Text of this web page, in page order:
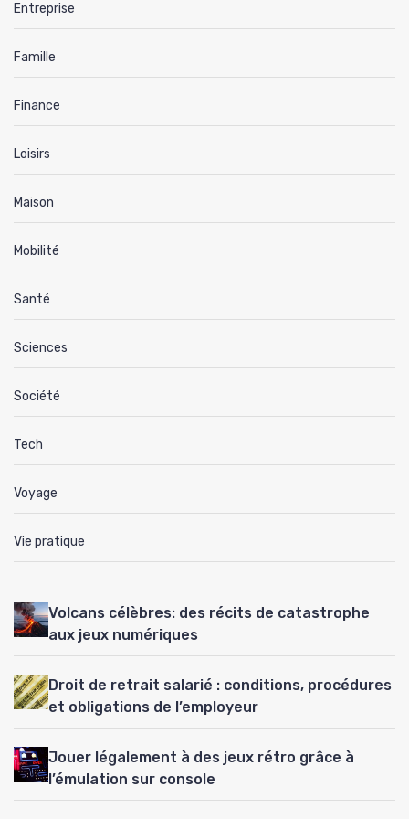
Entreprise
Famille
Finance
Loisirs
Maison
Mobilité
Santé
Sciences
Société
Tech
Voyage
Vie pratique
Volcans célèbres: des récits de catastrophe
aux jeux numériques
Droit de retrait salarié : conditions, procédures
et obligations de l’employeur
Jouer légalement à des jeux rétro grâce à
l’émulation sur console